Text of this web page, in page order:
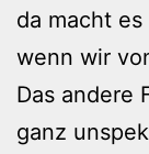
da macht
wenn wir
Das andere
ganz